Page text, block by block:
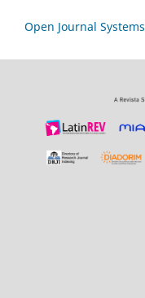
Open Journal Systems